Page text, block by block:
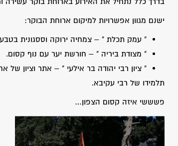
ישנם מגוון אפשרויות למיקום ארוחת הבוקר:
" עמק תכלת " – צמחיה ירוקה וססגונית בטבע
" מצודת ביריה " – חורשת יער עם נוף קסום.
" ציון רבי יהודה בר אילעי " – אתר וציון של
תלמידו של רבי עקיבא.
פשששי איזה קסום הצפון…